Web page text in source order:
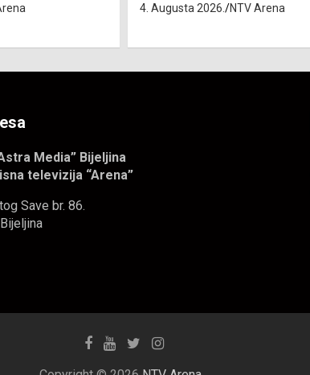
Media” Bijeljina
televizija “Arena”
Save br. 86.